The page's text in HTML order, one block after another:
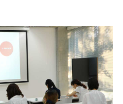
ベント
材レポート
学生活